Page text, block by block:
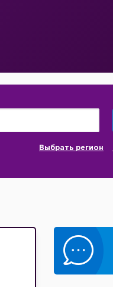
Выбрать регион